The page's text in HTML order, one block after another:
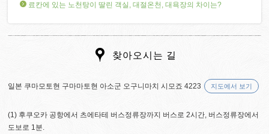
료칸에 있는 노천탕이 딸린 객실, 대절온천, 대욕장의 차이는?
찾아오시는 길
일본 쿠마모토현 구마마토현 아소군 오구니마치 시모죠 4223 지도에서 보기
(1) 후쿠오카 공항에서 츠에타테 버스정류장까지 버스로 2시간, 버스정류장에서
도보로 1분.